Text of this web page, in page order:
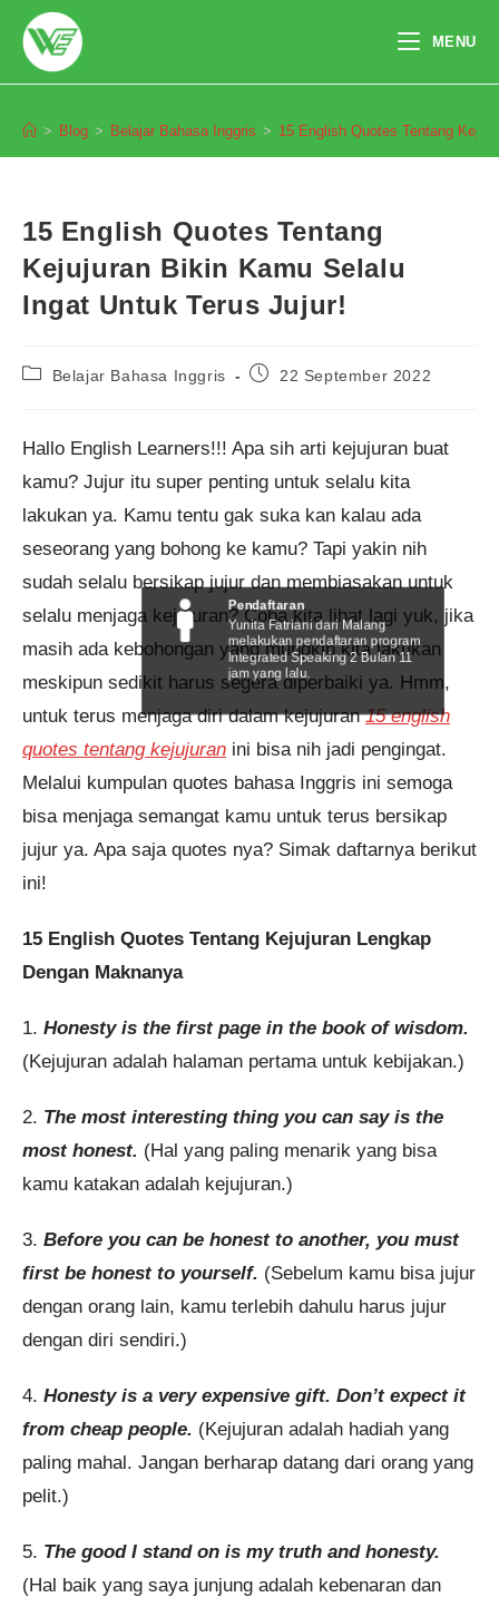
content
MENU
> Blog > Belajar Bahasa Inggris > 15 English Quotes Tentang
15 English Quotes Tentang
Kejujuran Bikin Kamu Selalu
Ingat Untuk Terus Jujur!
PostBelajar Bahasa Inggris
Post22 September 2022
Hallo English Learners!!! Apa sih arti kejujuran buat
kamu? Jujur itu super penting untuk selalu kita
lakukan ya. Kamu tentu gak suka kan kalau ada
seseorang yang bohong ke kamu? Tapi yakin nih
sudah selalu bersikap jujur dan membiasakan untuk
selalu menjaga kejujuran? Coba kita lihat lagi yuk, jika
masih ada kebohongan yang mungkin kita lakukan
meskipun sedikit harus segera diperbaiki ya. Hmm,
untuk terus menjaga diri dalam kejujuran15 english
quotes tentang kejujuran ini bisa nih jadi pengingat.
Melalui kumpulan quotes bahasa Inggris ini semoga
bisa menjaga semangat kamu untuk terus bersikap
jujur ya. Apa saja quotes nya? Simak daftarnya berikut
ini!
15 English Quotes Tentang Kejujuran Lengkap
Dengan Maknanya
1. Honesty is the first page in the book of wisdom.
(Kejujuran adalah halaman pertama untuk kebijakan.)
2. The most interesting thing you can say is the
most honest. (Hal yang paling menarik yang bisa
kamu katakan adalah kejujuran.)
3. Before you can be honest to another, you must
first be honest to yourself. (Sebelum kamu bisa jujur
dengan orang lain, kamu terlebih dahulu harus jujur
dengan diri sendiri.)
4. Honesty is a very expensive gift. Don’t expect it
from cheap people. (Kejujuran adalah hadiah yang
paling mahal. Jangan berharap datang dari orang yang
pelit.)
5. The good I stand on is my truth and honesty.
(Hal baik yang saya junjung adalah kebenaran dan
Pendaftaran
Yunita Fatriani dari Malang
melakukan pendaftaran program
Integrated Speaking 2 Bulan 11
jam yang lalu.